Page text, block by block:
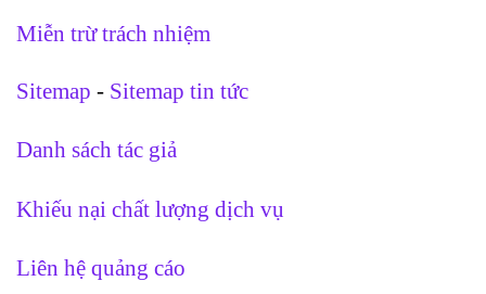
Miễn trừ trách nhiệm
Sitemap - Sitemap tin tức
Danh sách tác giả
Khiếu nại chất lượng dịch vụ
Liên hệ quảng cáo